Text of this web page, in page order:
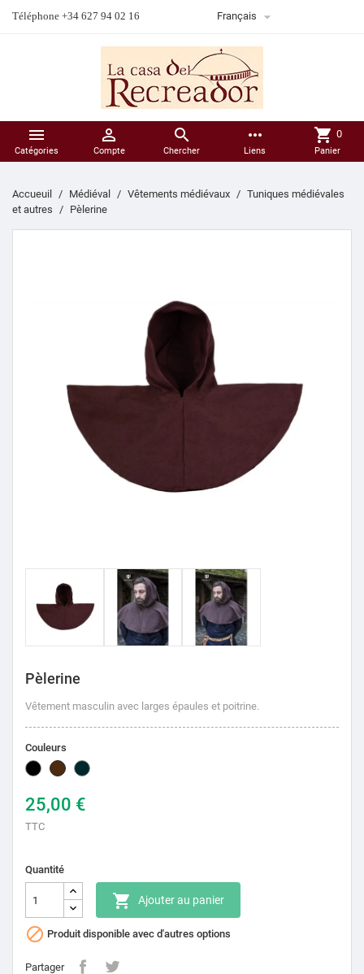
Téléphone +34 627 94 02 16 Français 

Catégories

Compte

Chercher
more_horiz
Liens
shopping_cart 0
Panier
Accueuil Médiéval Vêtements médiévaux
Tuniques médiévales
et autres
Pèlerine
Pèlerine
Vêtement masculin avec larges épaules et poitrine.
Couleurs
Noir
MarronGris
25,00 €
TTC
Quantité
 Ajouter au panier
 Produit disponible avec d'autres options
Partager